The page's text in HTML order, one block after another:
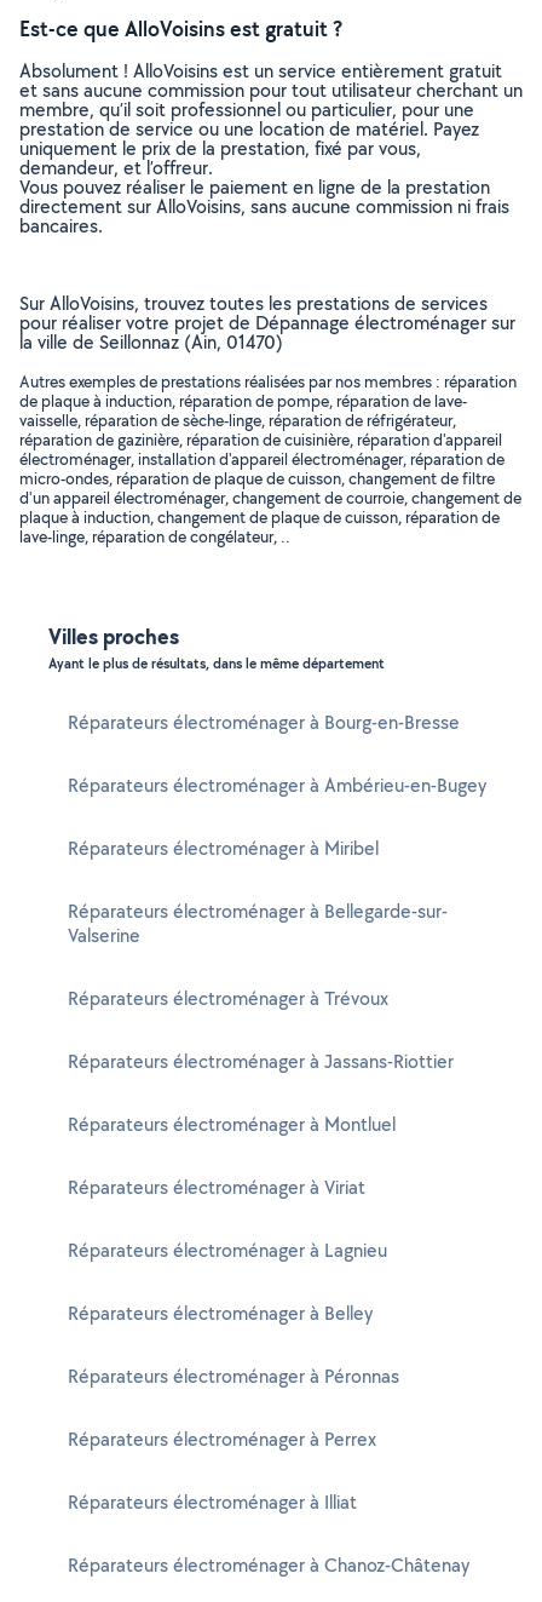
Est-ce que AlloVoisins est gratuit ?
Absolument ! AlloVoisins est un service entièrement gratuit
et sans aucune commission pour tout utilisateur cherchant un
membre, qu’il soit professionnel ou particulier, pour une
prestation de service ou une location de matériel. Payez
uniquement le prix de la prestation, fixé par vous,
demandeur, et l’offreur.
Vous pouvez réaliser le paiement en ligne de la prestation
directement sur AlloVoisins, sans aucune commission ni frais
bancaires.
Sur AlloVoisins, trouvez toutes les prestations de services
pour réaliser votre projet de Dépannage électroménager sur
la ville de Seillonnaz (Ain, 01470)
Autres exemples de prestations réalisées par nos membres : réparation
de plaque à induction, réparation de pompe, réparation de lave-
vaisselle, réparation de sèche-linge, réparation de réfrigérateur,
réparation de gazinière, réparation de cuisinière, réparation d'appareil
électroménager, installation d'appareil électroménager, réparation de
micro-ondes, réparation de plaque de cuisson, changement de filtre
d'un appareil électroménager, changement de courroie, changement de
plaque à induction, changement de plaque de cuisson, réparation de
lave-linge, réparation de congélateur, ..
Villes proches
Ayant le plus de résultats, dans le même département
Réparateurs électroménager à Bourg-en-Bresse
Réparateurs électroménager à Ambérieu-en-Bugey
Réparateurs électroménager à Miribel
Réparateurs électroménager à Bellegarde-sur-
Valserine
Réparateurs électroménager à Trévoux
Réparateurs électroménager à Jassans-Riottier
Réparateurs électroménager à Montluel
Réparateurs électroménager à Viriat
Réparateurs électroménager à Lagnieu
Réparateurs électroménager à Belley
Réparateurs électroménager à Péronnas
Réparateurs électroménager à Perrex
Réparateurs électroménager à Illiat
Réparateurs électroménager à Chanoz-Châtenay